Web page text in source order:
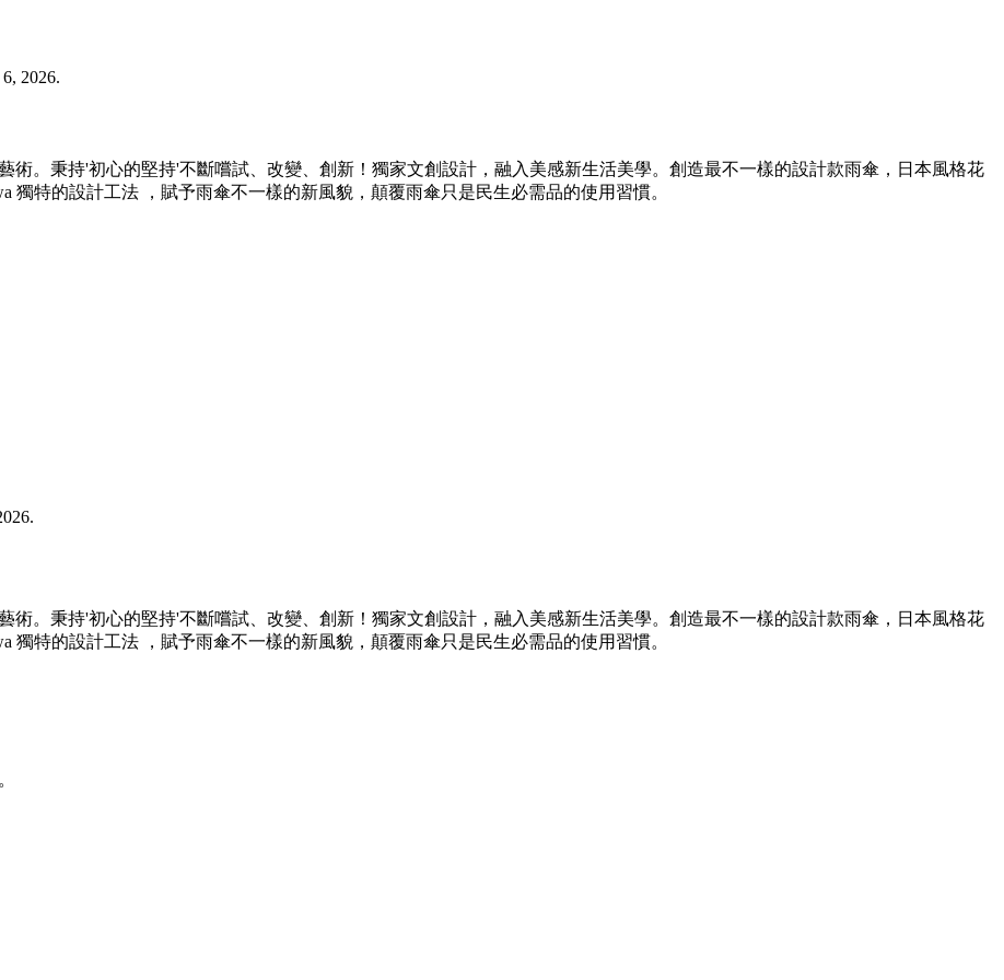
2026.
術。秉持'初心的堅持'不斷嚐試、改變、創新！獨家文創設計，融入美感新生活美學。創造最不一樣的設計款雨傘，日本風格花
獨特的設計工法 ，賦予雨傘不一樣的新風貌，顛覆雨傘只是民生必需品的使用習慣。
術。秉持'初心的堅持'不斷嚐試、改變、創新！獨家文創設計，融入美感新生活美學。創造最不一樣的設計款雨傘，日本風格花
獨特的設計工法 ，賦予雨傘不一樣的新風貌，顛覆雨傘只是民生必需品的使用習慣。